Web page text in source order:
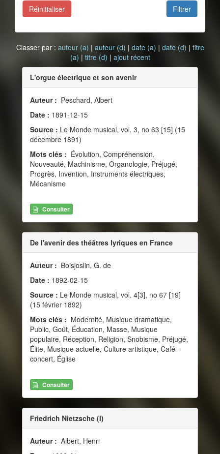
Filtrer
Réinitialiser
Classer par : auteur (a) | auteur (d) | date (a) | date (d) | titre
(a) | titre (d) | ajout récent
L'orgue électrique et son avenir
Auteur : Peschard, Albert
Date : 1891-12-15
Source : Le Monde musical, vol. 3, no 63 [15] (15
décembre 1891)
Mots clés : Évolution, Compréhension,
Nouveauté, Machinisme, Organologie, Préjugé,
Progrès, Invention, Instruments électriques,
Mécanisme
Consulter
De l'avenir des théâtres lyriques en France
Auteur : Boisjoslin, G. de
Date : 1892-02-15
Source : Le Monde musical, vol. 4[3], no 67 [19]
(15 février 1892)
Mots clés : Modernité, Musique dramatique,
Public, Goût, Éducation, Masse, Musique
populaire, Réception, Religion, Snobisme, Préjugé,
Élite, Musique actuelle, Culture artistique, Café-
concert, Église
Consulter
Friedrich Nietzsche (I)
Auteur : Albert, Henri